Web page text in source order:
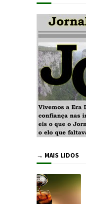
→ MAIS LIDOS